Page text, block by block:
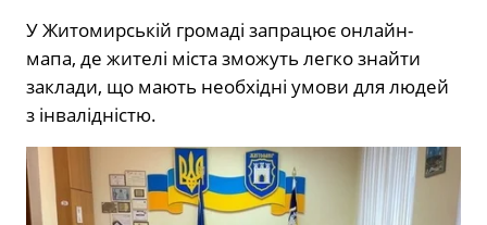
У Житомирській громаді запрацює онлайн-
мапа, де жителі міста зможуть легко знайти
заклади, що мають необхідні умови для людей
з інвалідністю.